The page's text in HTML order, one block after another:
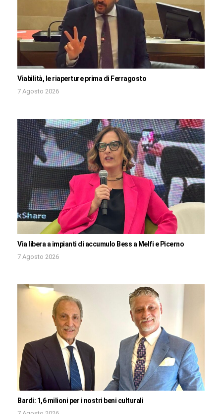
Viabilità, le riaperture prima di Ferragosto
7 Agosto 2026
Via libera a impianti di accumulo Bess a Melfi e Picerno
7 Agosto 2026
Bardi: 1,6 milioni per i nostri beni culturali